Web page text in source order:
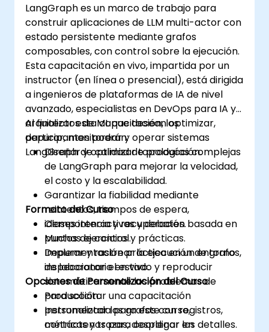
LangGraph es un marco de trabajo para
construir aplicaciones de LLM multi-actor con
estado persistente mediante grafos
composables, con control sobre la ejecución.
Esta capacitación en vivo, impartida por un
instructor (en línea o presencial), está dirigida
a ingenieros de plataformas de IA de nivel
avanzado, especialistas en DevOps para IA y
arquitectos de ML que desean optimizar,
depurar, monitorear y operar sistemas
LangGraph de calidad de producción.
Al finalizar esta capacitación, los
participantes podrán:
Diseñar y optimizar topologías complejas
de LangGraph para mejorar la velocidad,
el costo y la escalabilidad.
Garantizar la fiabilidad mediante
reintentos, tiempos de espera,
idempotencia y recuperación basada en
puntos de control.
Depurar y rastrear la ejecución de grafos,
inspeccionar el estado y reproducir
sistemáticamente los problemas de
producción.
Instrumentar los grafos con registros,
métricas y trazas, desplegar en
Formato del Curso
Clases interactivas y debates.
Muchas ejercicios y prácticas.
Implementación práctica en un entorno
de laboratorio en vivo.
Opciones de Personalización del Curso
Para solicitar una capacitación
personalizada para este curso,
contáctenos para coordinar los detalles.